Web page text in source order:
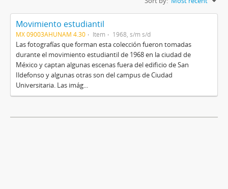
Movimiento estudiantil
MX 09003AHUNAM 4.30 Item 1968, s/m s/d
Las fotografías que forman esta colección fueron tomadas
durante el movimiento estudiantil de 1968 en la ciudad de
México y captan algunas escenas fuera del edificio de San
Ildefonso y algunas otras son del campus de Ciudad
Universitaria. Las imág...